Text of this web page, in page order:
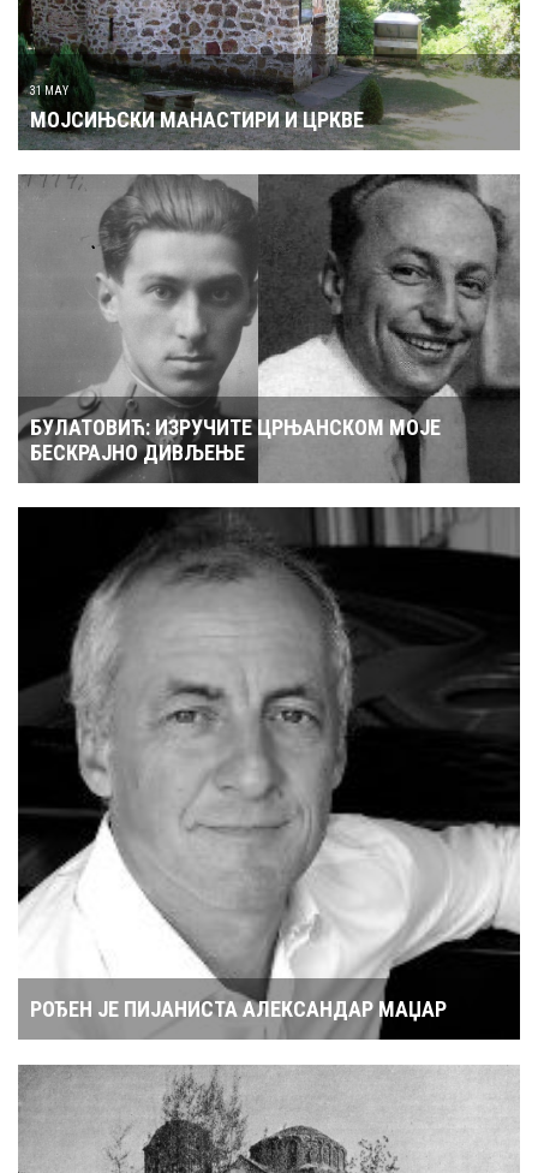
31 MAY
МОЈСИЊСКИ МАНАСТИРИ И ЦРКВЕ
БУЛАТОВИЋ: ИЗРУЧИТЕ ЦРЊАНСКОМ МОЈЕ
БЕСКРАЈНО ДИВЉЕЊЕ
РОЂЕН ЈЕ ПИЈАНИСТА АЛЕКСАНДАР МАЏАР